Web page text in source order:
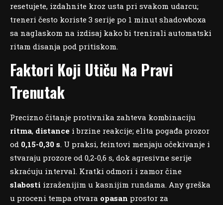
resetujete, izdahnite kroz usta pri svakom udarcu;
treneri često koriste 3 serije po 1 minut shadowboxa
sa naglaskom na izdisaj kako bi trenirali automatski
ritam disanja pod pritiskom.
Faktori Koji Utiču Na Pravi
Trenutak
Precizno čitanje protivnika zahteva kombinaciju
ritma, distance i brzine reakcije; elita pogađa prozor
od 0,15-0,30 s. U praksi, feintovi menjaju očekivanje i
stvaraju prozore od 0,2-0,6 s, dok agresivne serije
skraćuju interval. Kratki odmori i zamor čine
slabosti izraženijim u kasnijim rundama. Any greška
u proceni tempa otvara opasan prostor za